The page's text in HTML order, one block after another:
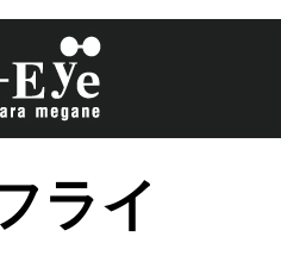
ライ